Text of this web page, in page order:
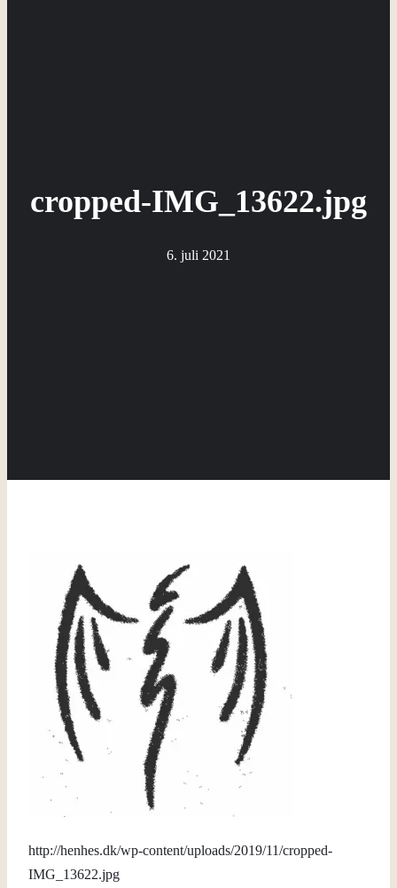
cropped-IMG_13622.jpg
6. juli 2021
http://henhes.dk/wp-content/uploads/2019/11/cropped-
IMG_13622.jpg